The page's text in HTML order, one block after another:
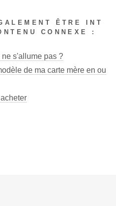
ÊTRE INT
CONNEXE :
s'allume pas ?
de ma carte mère en ou